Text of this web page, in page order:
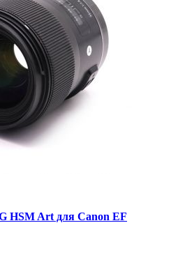
HSM Art для Canon EF